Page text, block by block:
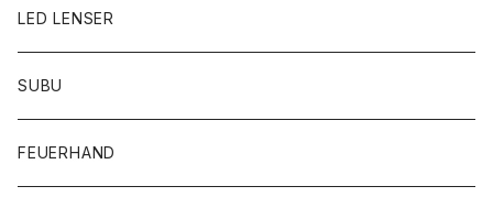
LED LENSER
SUBU
FEUERHAND